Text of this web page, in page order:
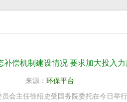
补偿机制建设情况 要求加大投入
来源： 环保平台
会主任徐绍史受国务院委托在今日举